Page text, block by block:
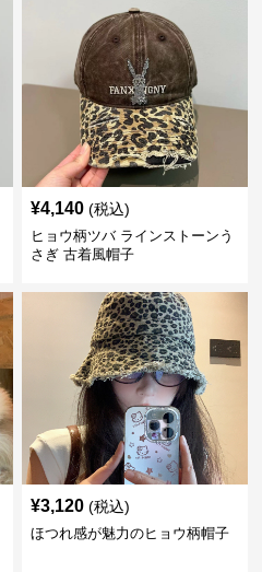
¥4,140 (税込)
ヒョウ柄ツバ ラインストーンう
さぎ 古着風帽子
¥3,120 (税込)
ほつれ感が魅力のヒョウ柄帽子